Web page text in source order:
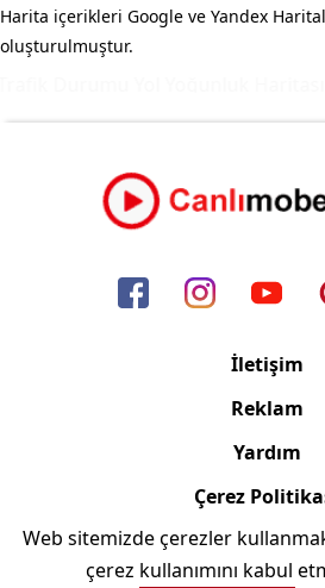
Harita içerikleri Google ve Yandex
oluşturulmuştur.
İletişim
Reklam
Yardım
Çerez
Copyright © 2006/2024
Web sitemizde çerezler
çerez kullanımını kabul